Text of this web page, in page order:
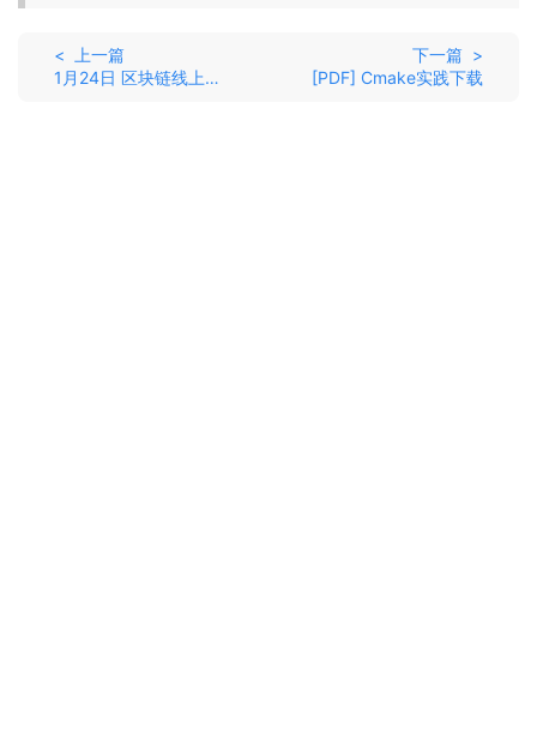
< 上一篇
1月24日 区块链线上分享 ppt下载
下一篇 >
[PDF] Cmake实践下载